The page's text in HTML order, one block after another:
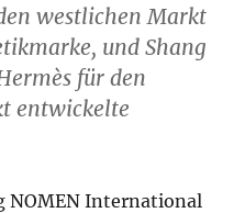
westlichen Markt
und Shang
für den
entwickelte
NOMEN International